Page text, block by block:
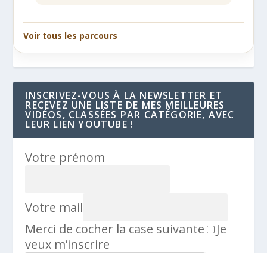
Voir tous les parcours
INSCRIVEZ-VOUS À LA NEWSLETTER ET
RECEVEZ UNE LISTE DE MES MEILLEURES
VIDÉOS, CLASSÉES PAR CATÉGORIE, AVEC
LEUR LIEN YOUTUBE !
Votre prénom
Votre mail
Merci de cocher la case suivante
Je
veux m’inscrire